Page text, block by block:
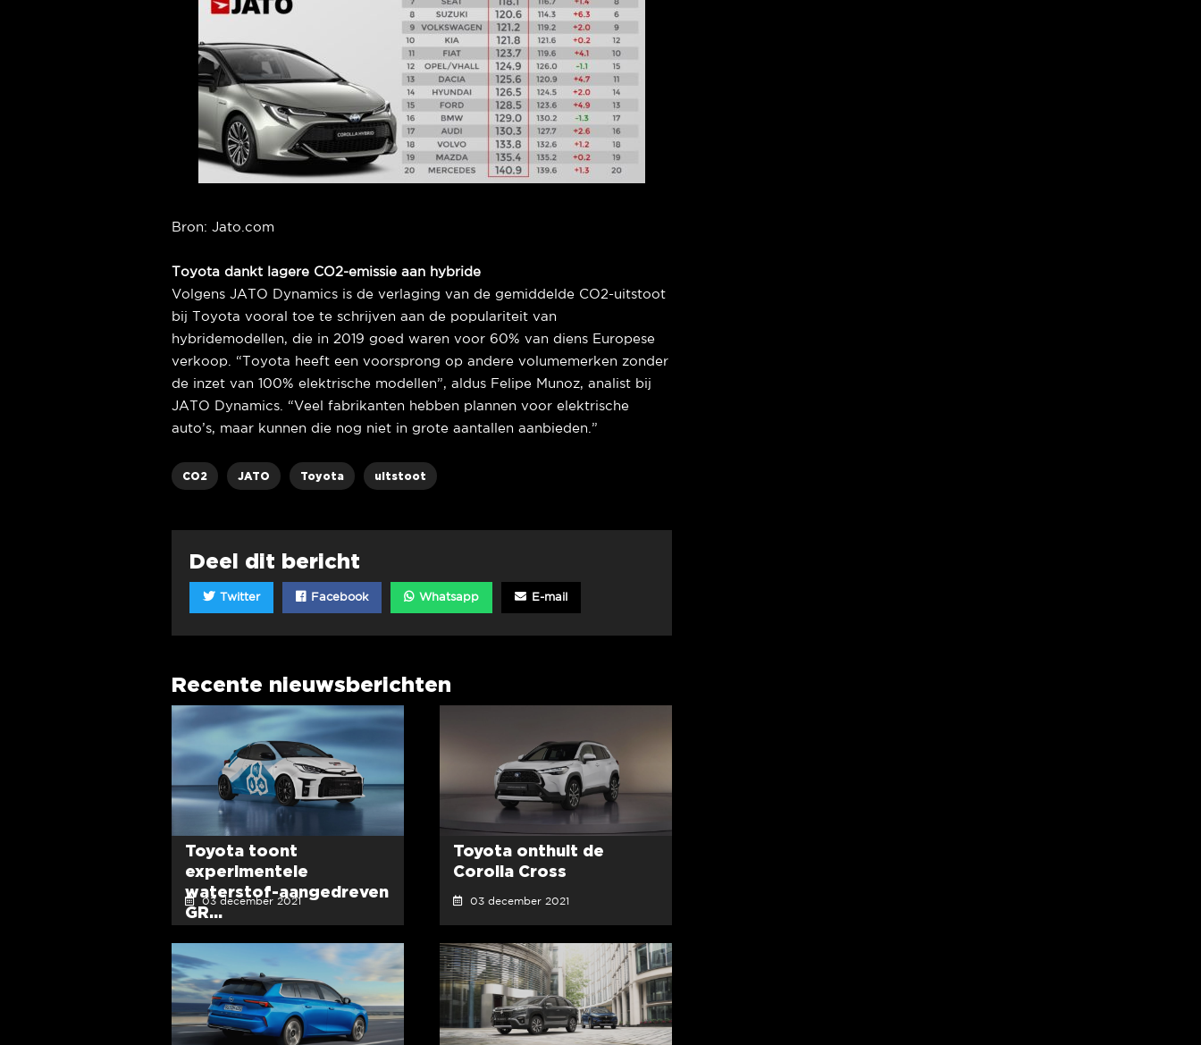
Bron: Jato.com
Toyota dankt lagere CO2-emissie aan hybride
Volgens JATO Dynamics is de verlaging van de gemiddelde CO2-uitstoot
bij Toyota vooral toe te schrijven aan de populariteit van
hybridemodellen, die in 2019 goed waren voor 60% van diens Europese
verkoop. “Toyota heeft een voorsprong op andere volumemerken zonder
de inzet van 100% elektrische modellen”, aldus Felipe Munoz, analist bij
JATO Dynamics. “Veel fabrikanten hebben plannen voor elektrische
auto’s, maar kunnen die nog niet in grote aantallen aanbieden.”
CO2 JATO Toyota uitstoot
Deel dit bericht
Twitter Facebook Whatsapp E-mail
Recente nieuwsberichten
Toyota toont
experimentele
waterstof-aangedreven
GR...
03 december 2021
Toyota onthult de
Corolla Cross
03 december 2021